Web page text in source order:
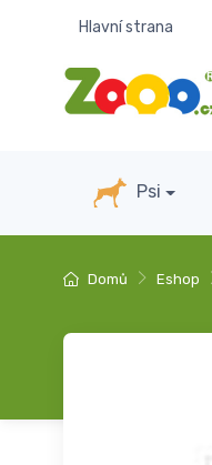
Hlavní strana
Psi
Domů Eshop